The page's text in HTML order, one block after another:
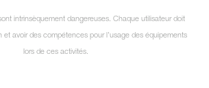
intrinsèquement dangereuses. Chaque utilisateur doit
et avoir des compétences pour l’usage des équipements
lors de ces activités.